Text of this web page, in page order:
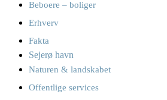
Beboere – boliger
Erhverv
Fakta
Sejerø havn
Naturen & landskabet
Offentlige services